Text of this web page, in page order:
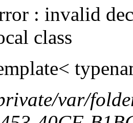
: invalid
class
var/